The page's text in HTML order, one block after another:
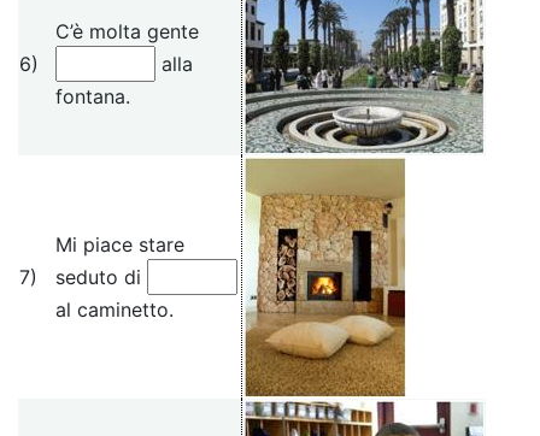
6)
C’è molta gente
alla
fontana.
7)
Mi piace stare
seduto di
al caminetto.